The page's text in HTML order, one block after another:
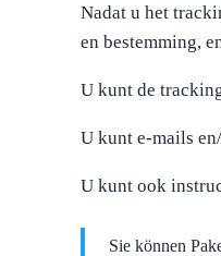
Nadat u het
en bestemming,
U kunt de
U kunt e-mails
U kunt ook
Sie können